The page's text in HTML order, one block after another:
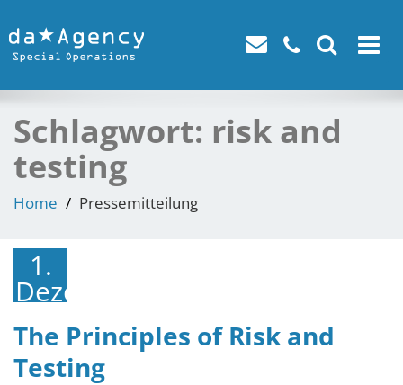
Toggle
Schlagwort: risk and
testing
Home Pressemitteilung
1.
Dezember
2021
The Principles of Risk and
Testing